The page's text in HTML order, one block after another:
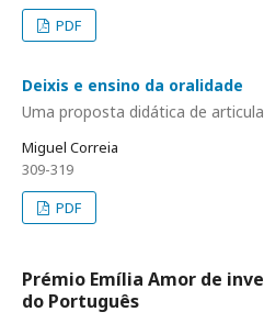
PDF
Deixis e ensino da oralidade
Uma proposta didática de
Miguel Correia
309-319
PDF
Prémio Emília Amor de
do Português